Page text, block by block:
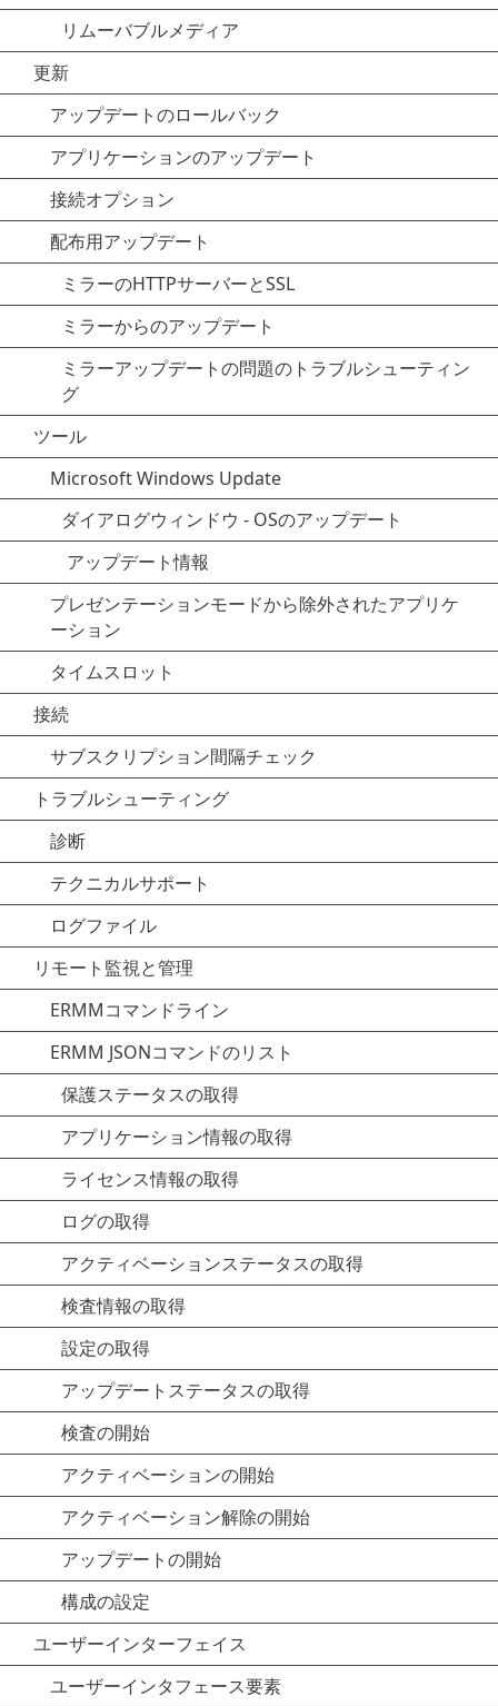
リムーバブルメディア
更新
アップデートのロールバック
アプリケーションのアップデート
接続オプション
配布用アップデート
ミラーのHTTPサーバーとSSL
ミラーからのアップデート
ミラーアップデートの問題のトラブルシューティン
グ
ツール
Microsoft Windows Update
ダイアログウィンドウ - OSのアップデート
アップデート情報
プレゼンテーションモードから除外されたアプリケ
ーション
タイムスロット
接続
サブスクリプション間隔チェック
トラブルシューティング
診断
テクニカルサポート
ログファイル
リモート監視と管理
ERMMコマンドライン
ERMM JSONコマンドのリスト
保護ステータスの取得
アプリケーション情報の取得
ライセンス情報の取得
ログの取得
アクティベーションステータスの取得
検査情報の取得
設定の取得
アップデートステータスの取得
検査の開始
アクティベーションの開始
アクティベーション解除の開始
アップデートの開始
構成の設定
ユーザーインターフェイス
ユーザーインタフェース要素